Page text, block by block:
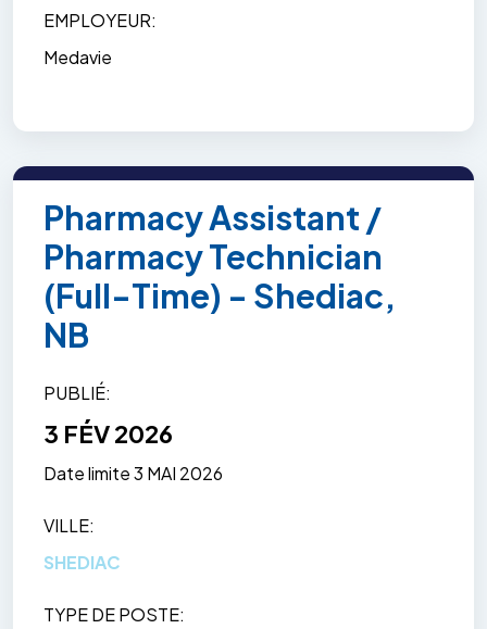
EMPLOYEUR
Medavie
Pharmacy Assistant /
Pharmacy Technician
(Full-Time) - Shediac,
NB
PUBLIÉ
3 FÉV 2026
Date limite3 MAI 2026
VILLE
SHEDIAC
TYPE DE POSTE